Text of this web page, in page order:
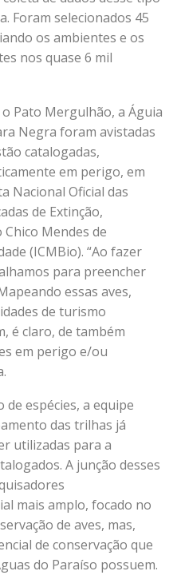
Foram selecionados 45
os ambientes e os
nos quase 6 mil
Pato Mergulhão, a Águia
Negra foram avistadas
catalogadas,
em perigo, em
Nacional Oficial das
de Extinção,
Mendes de
(ICMBio). “Ao fazer
para preencher
essas aves,
de turismo
é claro, de também
em perigo e/ou
espécies, a equipe
das trilhas já
utilizadas para a
A junção desses
mais amplo, focado no
de aves, mas,
de conservação que
do Paraíso possuem.